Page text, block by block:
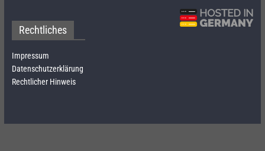
Rechtliches
Impressum
Datenschutzerklärung
Rechtlicher Hinweis